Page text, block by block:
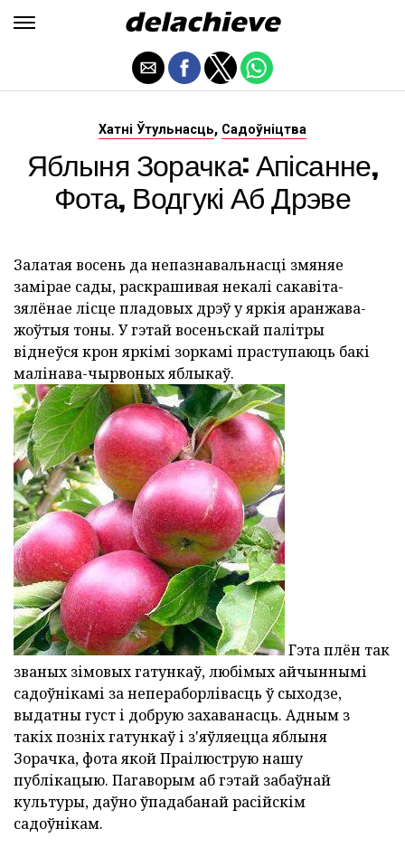
Хатні Ўтульнасць, Садоўніцтва
Яблыня Зорачка: Апісанне,
Фота, Водгукі Аб Дрэве
Залатая восень да непазнавальнасці змяняе
замірае сады, раскрашивая некалі сакавіта-
зялёнае лісце пладовых дрэў у яркія аранжава-
жоўтыя тоны. У гэтай восеньскай палітры
віднеўся крон яркімі зоркамі праступаюць бакі
малінава-чырвоных яблыкаў.
Гэта плён так
званых зімовых гатункаў, любімых айчыннымі
садоўнікамі за непераборлівасць ў сыходзе,
выдатны густ і добрую захаванасць. Адным з
такіх позніх гатункаў і з'яўляецца яблыня
Зорачка, фота якой Праілюструю нашу
публікацыю. Пагаворым аб гэтай забаўнай
культуры, даўно ўпадабанай расійскім
садоўнікам.